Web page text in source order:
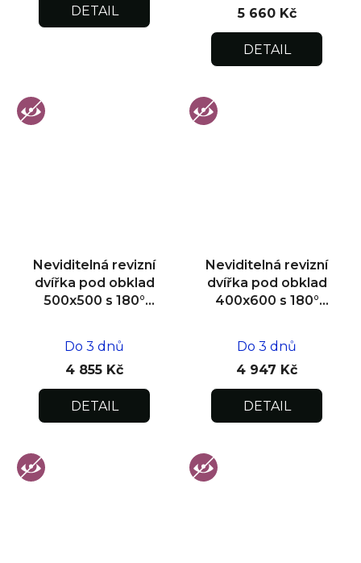
DETAIL
5 660 Kč
DETAIL
Neviditelná revizní
dvířka pod obklad
500x500 s 180°
Do 3 dnů
4 855 Kč
DETAIL
Neviditelná revizní
dvířka pod obklad
400x600 s 180°
Do 3 dnů
4 947 Kč
DETAIL